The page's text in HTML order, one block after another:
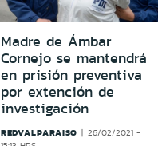
Madre de Ámbar
Cornejo se mantendrá
en prisión preventiva
por extención de
investigación
REDVALPARAISO
26/02/2021 -